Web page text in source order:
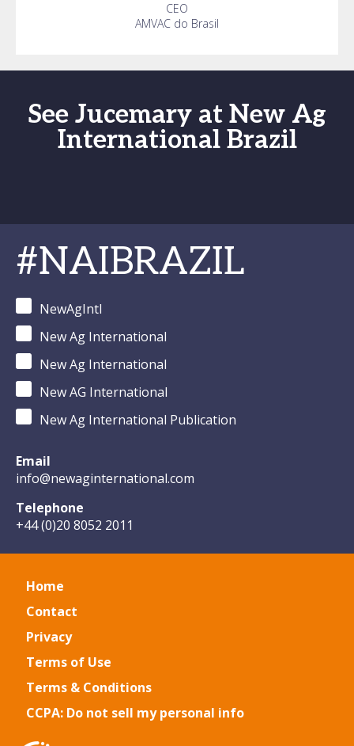
CEO
AMVAC do Brasil
See Jucemary at New Ag
International Brazil
#NAIBRAZIL
NewAgIntl
New Ag International
New Ag International
New AG International
New Ag International Publication
Email
info@newaginternational.com
Telephone
+44 (0)20 8052 2011
Home
Contact
Privacy
Terms of Use
Terms & Conditions
CCPA: Do not sell my personal info